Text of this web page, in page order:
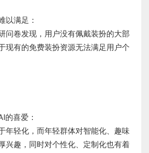
以满足：
问卷发现，用户没有佩戴装扮的大部
现有的免费装扮资源无法满足用户个
的喜爱：
年轻化，而年轻群体对智能化、趣味
兴趣，同时对个性化、定制化也有着